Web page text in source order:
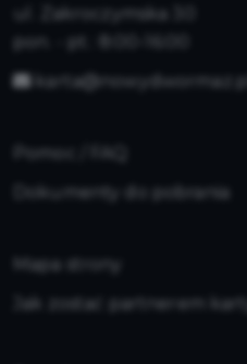
karta@nowydwormaz.pl
Dokumenty do pobrania
Mapa strony
Jak zostać partnerem karty